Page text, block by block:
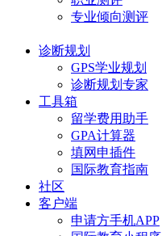
专业倾向测评
诊断规划
GPS学业规划
诊断规划专家
工具箱
留学费用助手
GPA计算器
填网申插件
国际教育指南
社区
客户端
申请方手机APP